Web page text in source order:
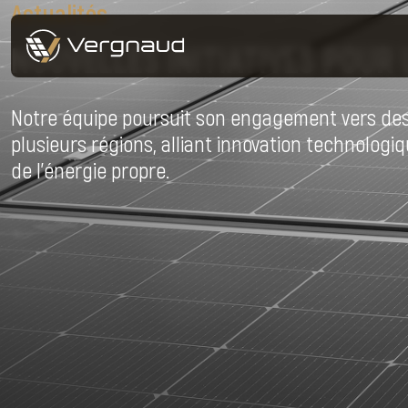
Actualités
NOUVELLES INITIATIVES
Notre équipe poursuit son engagement vers
plusieurs régions, alliant innovation
de l’énergie propre.